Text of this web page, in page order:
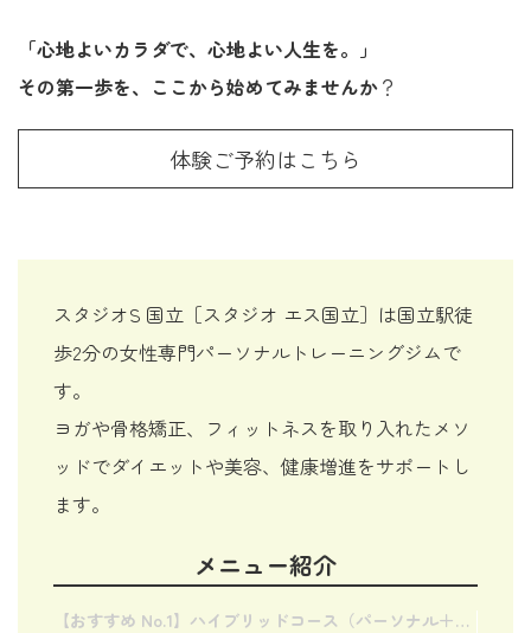
「心地よいカラダで、心地よい人生を。」
その第一歩を、ここから始めてみませんか？
体験ご予約はこちら
スタジオS 国立［スタジオ エス国立］は国立駅徒
歩2分の女性専門パーソナルトレーニングジムで
す。
ヨガや骨格矯正、フィットネスを取り入れたメソ
ッドでダイエットや美容、健康増進をサポートし
ます。
メニュー紹介
【おすすめ No.1】ハイブリッドコース（パーソナル＋オンライン）